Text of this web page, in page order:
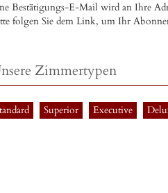
Bestätigungs-E-Mail wird an Ihre
folgen Sie dem Link, um Ihr
Zimmertypen
Superior Executive